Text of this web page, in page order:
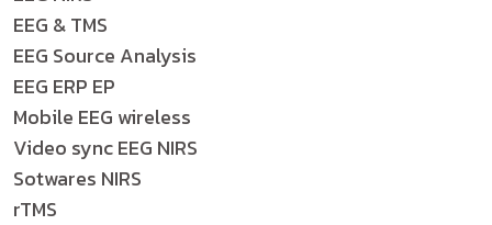
EEG & TMS
EEG Source Analysis
EEG ERP EP
Mobile EEG wireless
Video sync EEG NIRS
Sotwares NIRS
rTMS